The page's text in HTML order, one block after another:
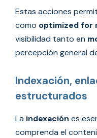
Estas acciones
como optimized for
visibilidad tanto en
percepción general
Indexación,
estructurados
La indexación es
comprenda el